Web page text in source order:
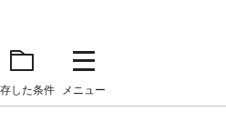
した条件 メニュー